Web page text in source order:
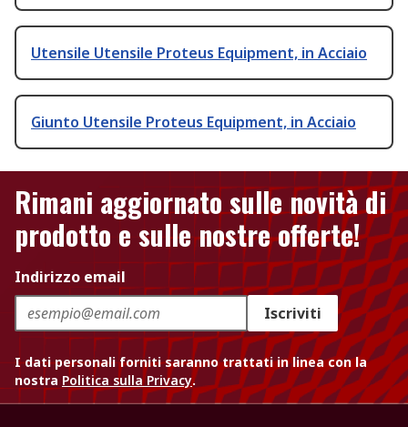
Utensile Utensile Proteus Equipment, in Acciaio
Giunto Utensile Proteus Equipment, in Acciaio
Rimani aggiornato sulle novità di
prodotto e sulle nostre offerte!
Indirizzo email
Iscriviti
I dati personali forniti saranno trattati in linea con la
nostra Politica sulla Privacy.